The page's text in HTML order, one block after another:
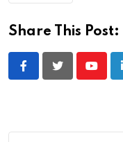
Share This Post: